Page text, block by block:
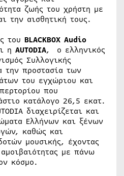
ζωής του χρήστη με
την αισθητική τους.
του BLACKBOX Audio
η AUTODIA, ο ελληνικός
Συλλογικής
την προστασία των
του εγχώριου και
που
κατάλογο 26,5 εκατ.
διαχειρίζεται και
Ελλήνων και ξένων
καθώς και
μουσικής, έχοντας
με πάνω
κόσμο.